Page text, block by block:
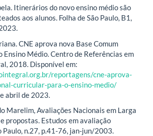
Itinerários do novo ensino médio são
aos alunos. Folha de São Paulo, B1,
CNE aprova nova Base Comum
Ensino Médio. Centro de Referências em
2018. Disponível em:
reportagens/cne-aprova-
curricular-para-o-ensino-medio/
abril de 2023.
Marelim, Avaliações Nacionais em Larga
propostas. Estudos em avaliação
Paulo, n.27, p.41-76, jan-jun/2003.